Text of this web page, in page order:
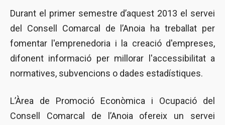
Durant el primer semestre d’aquest 2013 el servei
del Consell Comarcal de l’Anoia ha treballat per
fomentar l'emprenedoria i la creació d'empreses,
difonent informació per millorar l'accessibilitat a
normatives, subvencions o dades estadístiques.
L’Àrea de Promoció Econòmica i Ocupació del
Consell Comarcal de l’Anoia ofereix un servei